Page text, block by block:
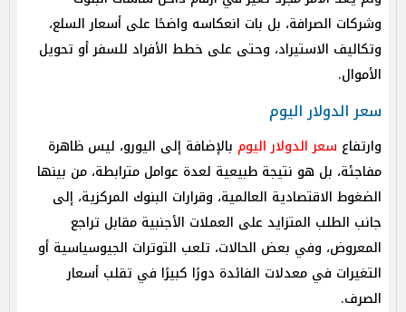
وشركات الصرافة، بل بات انعكاسه واضحًا على أسعار السلع،
وتكاليف الاستيراد، وحتى على خطط الأفراد للسفر أو تحويل
الأموال.
سعر الدولار اليوم
وارتفاع سعر الدولار اليوم بالإضافة إلى اليورو، ليس ظاهرة
مفاجئة، بل هو نتيجة طبيعية لعدة عوامل مترابطة، من بينها
الضغوط الاقتصادية العالمية، وقرارات البنوك المركزية، إلى
جانب الطلب المتزايد على العملات الأجنبية مقابل تراجع
المعروض، وفي بعض الحالات، تلعب التوترات الجيوسياسية أو
التغيرات في معدلات الفائدة دورًا كبيرًا في تقلب أسعار
الصرف.